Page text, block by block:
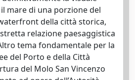
mare di una porzione del
della città storica,
relazione paesaggistica
tema fondamentale per la
del Porto e della Città
del Molo San Vincenzo